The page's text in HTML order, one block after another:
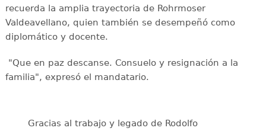
recuerda la amplia trayectoria de Rohrmoser
Valdeavellano, quien también se desempeñó como
diplomático y docente.
"Que en paz descanse. Consuelo y resignación a la
familia", expresó el mandatario.
Gracias al trabajo y legado de Rodolfo